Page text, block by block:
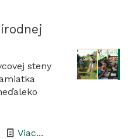
Hajnáčskom
hradnom
steny
Viac...-